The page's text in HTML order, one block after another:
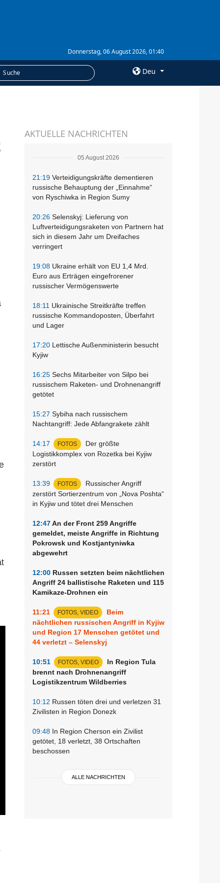
Donnerstag, 06 August 2026, 01:40
Deu
Abonnement
AKTUELLE NACHRICHTEN
05 August 2026
21:19 Verteidigungskräfte dementieren
russische Behauptung der „Einnahme“
von Ryschiwka in Region Sumy
20:26 Selenskyj: Lieferung von
Luftverteidigungsraketen von Partnern hat
sich in diesem Jahr um Dreifaches
verringert
19:08 Ukraine erhält von EU 1,4 Mrd.
Euro aus Erträgen eingefrorener
russischer Vermögenswerte
18:11 Ukrainische Streitkräfte treffen
russische Kommandoposten, Überfahrt
und Lager
17:20 Lettische Außenministerin besucht
Kyjiw
16:25 Sechs Mitarbeiter von Silpo bei
russischem Raketen- und Drohnenangriff
getötet
15:27 Sybiha nach russischem
Nachtangriff: Jede Abfangrakete zählt
14:17 FOTOS
Der größte
Logistikkomplex von Rozetka bei Kyjiw
zerstört
13:39 FOTOS
Russischer Angriff
zerstört Sortierzentrum von „Nova Poshta“
in Kyjiw und tötet drei Menschen
12:47An der Front 259 Angriffe
gemeldet, meiste Angriffe in Richtung
Pokrowsk und Kostjantyniwka
abgewehrt
12:00 Russen setzten beim nächtlichen
Angriff 24 ballistische Raketen und 115
Kamikaze-Drohnen ein
11:21 FOTOS, VIDEO
Beim
nächtlichen russischen Angriff in Kyjiw
und Region 17 Menschen getötet und
44 verletzt – Selenskyj
10:51 FOTOS, VIDEO
In Region Tula
brennt nach Drohnenangriff
Logistikzentrum Wildberries
10:12 Russen töten drei und verletzen 31
Zivilisten in Region Donezk
09:48 In Region Cherson ein Zivilist
getötet, 18 verletzt, 38 Ortschaften
beschossen
ALLE NACHRICHTEN